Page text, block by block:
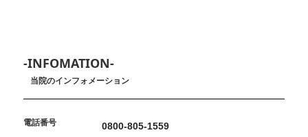
-INFOMATION-
当院のインフォメーション
電話番号 0800-805-1559